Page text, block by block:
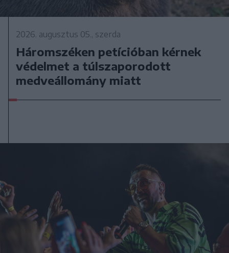
2026. augusztus 05., szerda
Háromszéken petícióban kérnek
védelmet a túlszaporodott
medveállomány miatt